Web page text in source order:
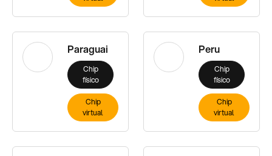
Paraguai
Chip
físico
Chip
virtual
Peru
Chip
físico
Chip
virtual